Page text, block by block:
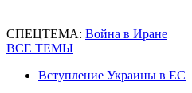
СПЕЦТЕМА: Война в Иране
ВСЕ ТЕМЫ
Вступление Украины в ЕС